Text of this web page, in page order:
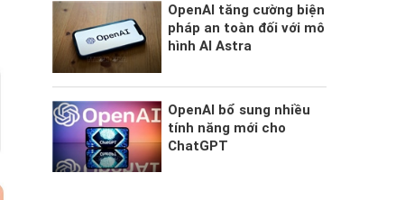
OpenAI tăng cường biện
pháp an toàn đối với mô
hình AI Astra
OpenAI bổ sung nhiều
tính năng mới cho
ChatGPT